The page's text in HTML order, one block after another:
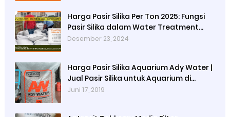
Harga Pasir Silika Per Ton 2025: Fungsi
Pasir Silika dalam Water Treatment
Plant dan Pengolahan Air
Desember 23, 2024
Harga Pasir Silika Aquarium Ady Water |
Jual Pasir Silika untuk Aquarium di
Bandung Depok Surabaya Bekasi
Juni 17, 2019